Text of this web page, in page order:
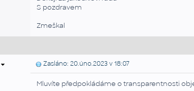
S pozdravem
Zmeškal
Zasláno: 20.úno.2023 v 18:07
Mluvíte předpokládáme o transparentnosti